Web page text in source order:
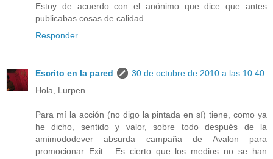
Estoy de acuerdo con el anónimo que dice que antes
publicabas cosas de calidad.
Responder
Escrito en la pared
30 de octubre de 2010 a las 10:40
Hola, Lurpen.
Para mí la acción (no digo la pintada en sí) tiene, como ya
he dicho, sentido y valor, sobre todo después de la
amimododever absurda campaña de Avalon para
promocionar Exit... Es cierto que los medios no se han